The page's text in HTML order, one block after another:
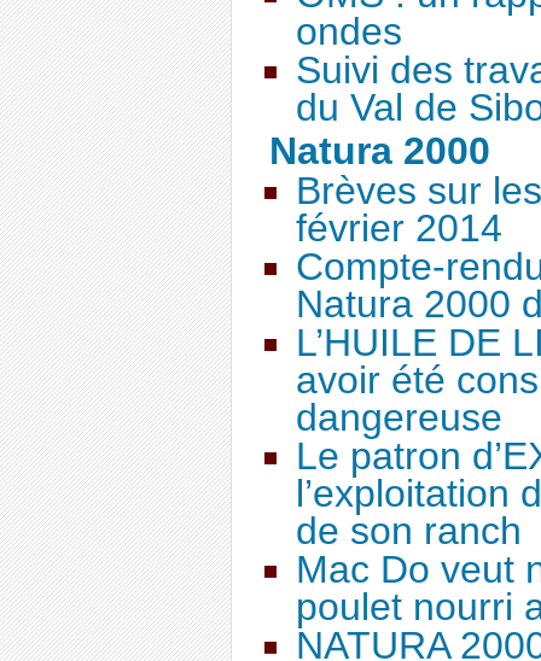
ondes
Suivi des
du Val de
Natura 2000
Brèves sur
février 2014
Compte-
Natura 2000
L’HUILE DE
avoir été
dangereuse
Le patron
l’exploitation
de son ranch
Mac Do veut
poulet nourri
NATURA